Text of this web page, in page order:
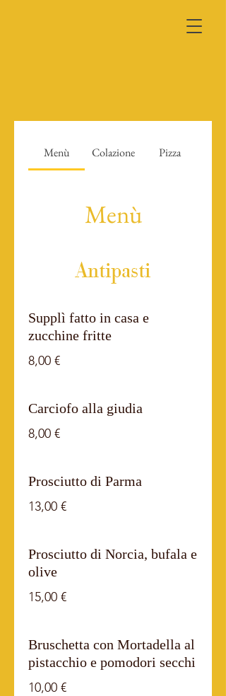
Menù Colazione Pizza
Menù
Antipasti
Supplì fatto in casa e
zucchine fritte
8,00 €
Carciofo alla giudia
8,00 €
Prosciutto di Parma
13,00 €
Prosciutto di Norcia, bufala e
olive
15,00 €
Bruschetta con Mortadella al
pistacchio e pomodori secchi
10,00 €